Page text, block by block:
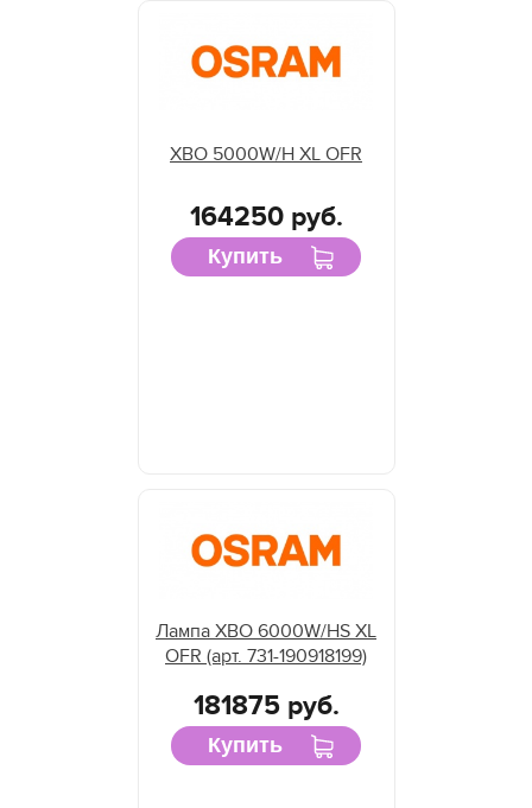
XBO 5000W/H XL OFR
164250 руб.
Купить
Лампа XBO 6000W/HS XL
OFR (арт. 731-190918199)
181875 руб.
Купить